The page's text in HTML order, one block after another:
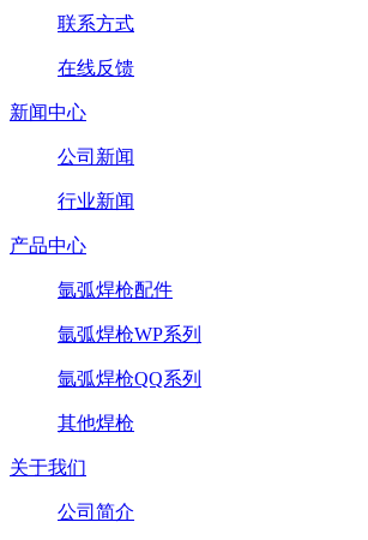
联系方式
在线反馈
新闻中心
公司新闻
行业新闻
产品中心
氩弧焊枪配件
氩弧焊枪WP系列
氩弧焊枪QQ系列
其他焊枪
关于我们
公司简介